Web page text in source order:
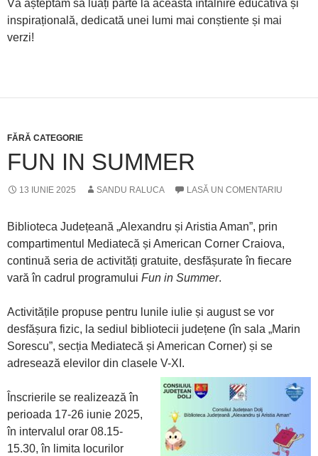
Vă așteptăm să luați parte la această întâlnire educativă și
inspirațională, dedicată unei lumi mai conștiente și mai
verzi!
FĂRĂ CATEGORIE
FUN IN SUMMER
13 IUNIE 2025 SANDU RALUCA LASĂ UN COMENTARIU
Biblioteca Județeană „Alexandru și Aristia Aman”, prin
compartimentul Mediatecă și American Corner Craiova,
continuă seria de activități gratuite, desfășurate în fiecare
vară în cadrul programului Fun in Summer.
Activitățile propuse pentru lunile iulie și august se vor
desfășura fizic, la sediul bibliotecii județene (în sala „Marin
Sorescu”, secția Mediatecă și American Corner) și se
adresează elevilor din clasele V-XI.
Înscrierile se realizează în
perioada 17-26 iunie 2025,
în intervalul orar 08.15-
15.30, în limita locurilor